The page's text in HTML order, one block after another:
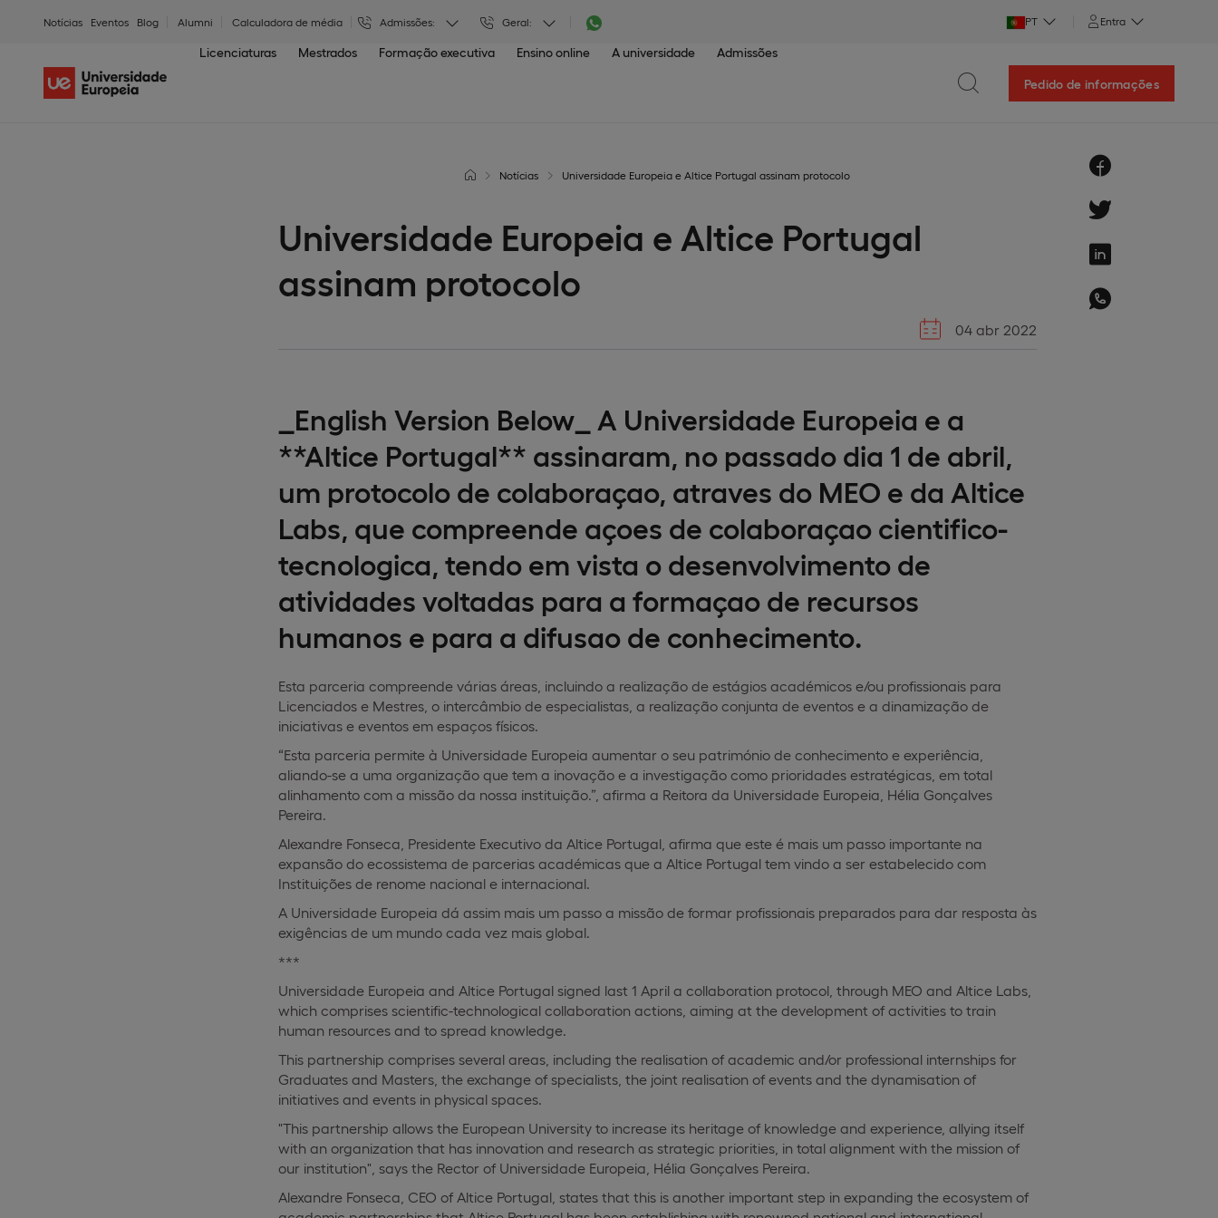
Notícias Eventos Blog Alumni Calculadora de média Admissões: Geral: PT Entra
Licenciaturas Mestrados Formação executiva Ensino online A universidade Admissões
Pedido de informações
Notícias Universidade Europeia e Altice Portugal assinam protocolo
Universidade Europeia e Altice Portugal
assinam protocolo
04 abr 2022
_English Version Below_ A Universidade Europeia e a
**Altice Portugal** assinaram, no passado dia 1 de abril,
um protocolo de colaboraçao, atraves do MEO e da Altice
Labs, que compreende açoes de colaboraçao cientifico-
tecnologica, tendo em vista o desenvolvimento de
atividades voltadas para a formaçao de recursos
humanos e para a difusao de conhecimento.
Esta parceria compreende várias áreas, incluindo a realização de estágios académicos e/ou profissionais para
Licenciados e Mestres, o intercâmbio de especialistas, a realização conjunta de eventos e a dinamização de
iniciativas e eventos em espaços físicos.
“Esta parceria permite à Universidade Europeia aumentar o seu património de conhecimento e experiência,
aliando-se a uma organização que tem a inovação e a investigação como prioridades estratégicas, em total
alinhamento com a missão da nossa instituição.”, afirma a Reitora da Universidade Europeia, Hélia Gonçalves
Pereira.
Alexandre Fonseca, Presidente Executivo da Altice Portugal, afirma que este é mais um passo importante na
expansão do ecossistema de parcerias académicas que a Altice Portugal tem vindo a ser estabelecido com
Instituições de renome nacional e internacional.
A Universidade Europeia dá assim mais um passo a missão de formar profissionais preparados para dar resposta às
exigências de um mundo cada vez mais global.
***
Universidade Europeia and Altice Portugal signed last 1 April a collaboration protocol, through MEO and Altice Labs,
which comprises scientific-technological collaboration actions, aiming at the development of activities to train
human resources and to spread knowledge.
This partnership comprises several areas, including the realisation of academic and/or professional internships for
Graduates and Masters, the exchange of specialists, the joint realisation of events and the dynamisation of
initiatives and events in physical spaces.
"This partnership allows the European University to increase its heritage of knowledge and experience, allying itself
with an organization that has innovation and research as strategic priorities, in total alignment with the mission of
our institution", says the Rector of Universidade Europeia, Hélia Gonçalves Pereira.
Alexandre Fonseca, CEO of Altice Portugal, states that this is another important step in expanding the ecosystem of